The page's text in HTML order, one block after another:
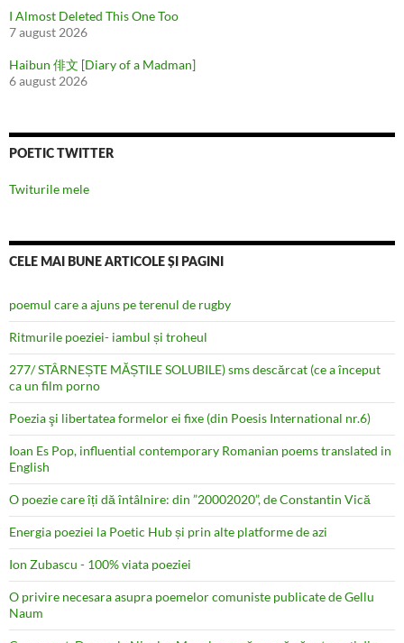
I Almost Deleted This One Too
7 august 2026
Haibun 俳文 [Diary of a Madman]
6 august 2026
POETIC TWITTER
Twiturile mele
CELE MAI BUNE ARTICOLE ȘI PAGINI
poemul care a ajuns pe terenul de rugby
Ritmurile poeziei- iambul și troheul
277/ STÂRNEȘTE MĂȘTILE SOLUBILE) sms descărcat (ce a început
ca un film porno
Poezia şi libertatea formelor ei fixe (din Poesis International nr.6)
Ioan Es Pop, influential contemporary Romanian poems translated in
English
O poezie care îți dă întâlnire: din ”20002020”, de Constantin Vică
Energia poeziei la Poetic Hub și prin alte platforme de azi
Ion Zubascu - 100% viata poeziei
O privire necesara asupra poemelor comuniste publicate de Gellu
Naum